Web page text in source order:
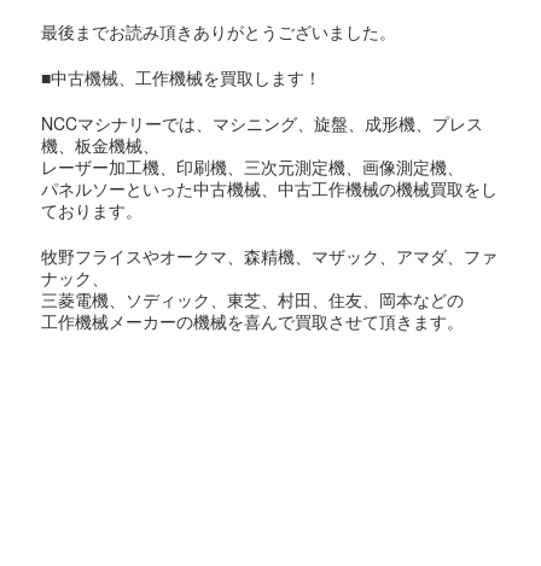
最後までお読み頂きありがとうございました。
■中古機械、工作機械を買取します！
NCCマシナリーでは、マシニング、旋盤、成形機、プレス
機、板金機械、
レーザー加工機、印刷機、三次元測定機、画像測定機、
パネルソーといった中古機械、中古工作機械の機械買取をし
ております。
牧野フライスやオークマ、森精機、マザック、アマダ、ファ
ナック、
三菱電機、ソディック、東芝、村田、住友、岡本などの
工作機械メーカーの機械を喜んで買取させて頂きます。